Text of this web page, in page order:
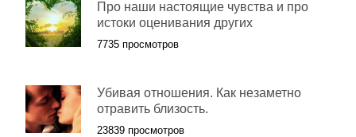
Про наши настоящие чувства и про
истоки оценивания других
7735 просмотров
Убивая отношения. Как незаметно
отравить близость.
23839 просмотров